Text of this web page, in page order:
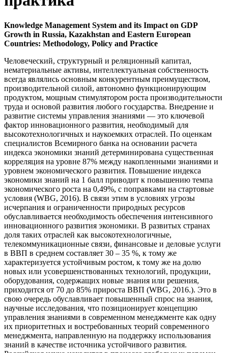
Knowledge Management System and its Impact on GDP
Growth in Russia, Kazakhstan and Eastern European
Countries: Methodology, Policy and Practice
Человеческий, структурный и реляционный капитал,
нематериальные активы, интеллектуальная собственность
всегда являлись основным конкурентным преимуществом,
производительной силой, автономно функционирующим
продуктом, мощным стимулятором роста производительности
труда и основой развития любого государства. Внедрение и
развитие системы управления знаниями — это ключевой
фактор инновационного развития, необходимый для
высокотехнологичных и наукоемких отраслей. По оценкам
специалистов Всемирного банка на основании расчета
индекса экономики знаний детерминирована существенная
корреляция на уровне 87% между накопленными знаниями и
уровнем экономического развития. Повышение индекса
экономики знаний на 1 балл приводит к повышению темпа
экономического роста на 0,49%, с поправками на стартовые
условия (WBG, 2016). В связи этим в условиях угрозы
исчерпания и ограниченности природных ресурсов
обуславливается необходимость обеспечения интенсивного
инновационного развития экономики. В развитых странах
доля таких отраслей как высокотехнологичные,
телекоммуникационные связи, финансовые и деловые услуги
в ВВП в среднем составляет 30 – 35 %, к тому же
характеризуется устойчивым ростом, к тому же на долю
новых или усовершенствованных технологий, продукции,
оборудования, содержащих новые знания или решения,
приходится от 70 до 85% прироста ВВП (WBG, 2016.). Это в
свою очередь обуславливает повышенный спрос на знания,
научные исследования, что позиционирует концепцию
управления знаниями в современном менеджменте как одну
их приоритетных и востребованных теорий современного
менеджмента, направленную на поддержку использования
знаний в качестве источника устойчивого развития.